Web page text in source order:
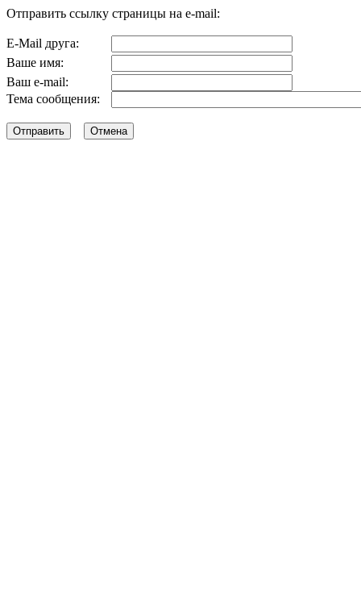
Отправить ссылку страницы на e-mail:
E-Mail друга:
Ваше имя:
Ваш e-mail:
Тема сообщения: